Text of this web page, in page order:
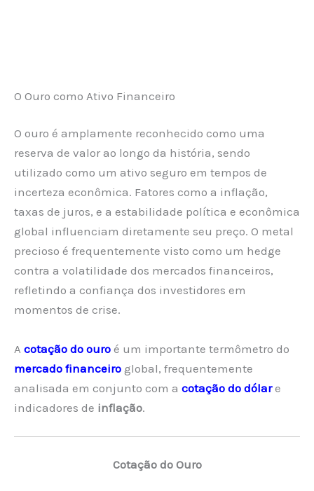
O Ouro como Ativo Financeiro
O ouro é amplamente reconhecido como uma
reserva de valor ao longo da história, sendo
utilizado como um ativo seguro em tempos de
incerteza econômica. Fatores como a inflação,
taxas de juros, e a estabilidade política e econômica
global influenciam diretamente seu preço. O metal
precioso é frequentemente visto como um hedge
contra a volatilidade dos mercados financeiros,
refletindo a confiança dos investidores em
momentos de crise.
A cotação do ouro é um importante termômetro do
mercado financeiro global, frequentemente
analisada em conjunto com a cotação do dólare
indicadores de inflação.
Cotação do Ouro